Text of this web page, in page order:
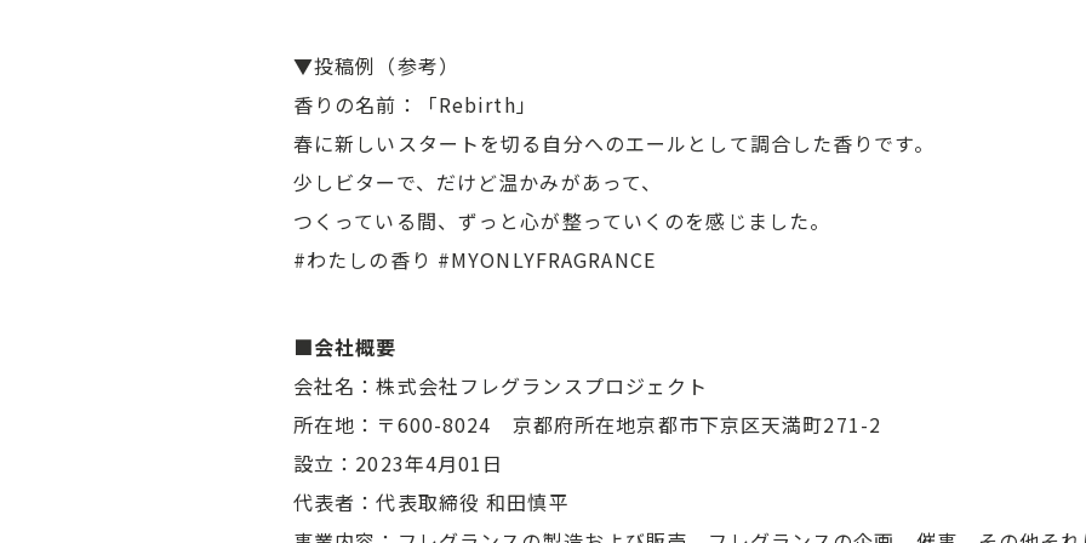
▼投稿例（参考）
香りの名前：「Rebirth」
春に新しいスタートを切る自分へのエールとして調合した香りです。
少しビターで、だけど温かみがあって、
つくっている間、ずっと心が整っていくのを感じました。
#わたしの香り #MYONLYFRAGRANCE
■会社概要
会社名：株式会社フレグランスプロジェクト
所在地：〒600-8024 京都府所在地京都市下京区天満町271-2
設立：2023年4月01日
代表者：代表取締役 和田慎平